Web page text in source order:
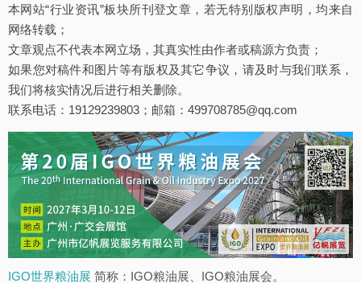
本网站“行业资讯”板块所刊登文章，若无特别版权声明，均来自
网络转载；
文章观点不代表本网立场，其真实性由作者或稿源方负责；
如果您对稿件和图片等有版权及其它争议，请及时与我们联系，
我们将核实情况后进行相关删除。
联系电话：19129239803；邮箱：499708785@qq.com
IGO世界粮油展 简称：IGO粮油展、IGO粮油展会。